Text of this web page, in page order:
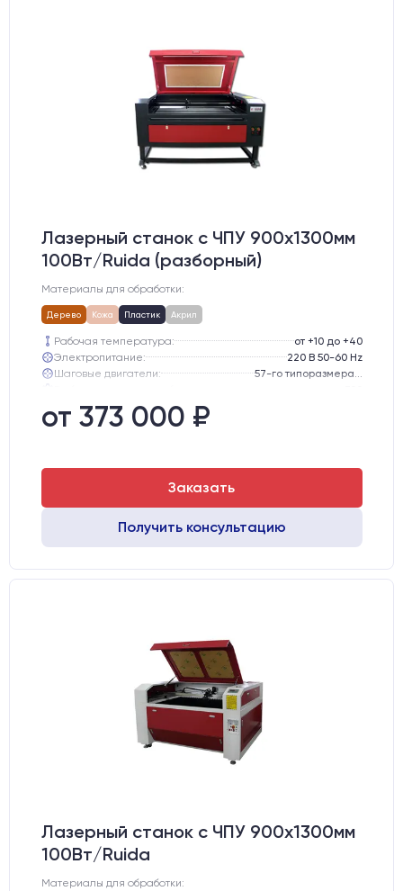
Лазерный станок c ЧПУ 900х1300мм
100Вт/Ruida (разборный)
Материалы для обработки:
Дерево Кожа Пластик Акрил
Рабочая температура:
от +10 до +40
Электропитание:
220 В 50-60 Hz
Шаговые двигатели:
Направляющие оси Y:
Направляющие оси Х:
от 373 000 ₽
Заказать
Получить консультацию
Лазерный станок c ЧПУ 900х1300мм
100Вт/Ruida
Материалы для обработки: